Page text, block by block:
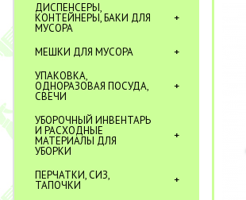
ДИСПЕНСЕРЫ,
КОНТЕЙНЕРЫ, БАКИ ДЛЯ
МУСОРА
МЕШКИ ДЛЯ МУСОРА
УПАКОВКА,
ОДНОРАЗОВАЯ ПОСУДА,
СВЕЧИ
УБОРОЧНЫЙ ИНВЕНТАРЬ
И РАСХОДНЫЕ
МАТЕРИАЛЫ ДЛЯ
УБОРКИ
ПЕРЧАТКИ, СИЗ,
ТАПОЧКИ